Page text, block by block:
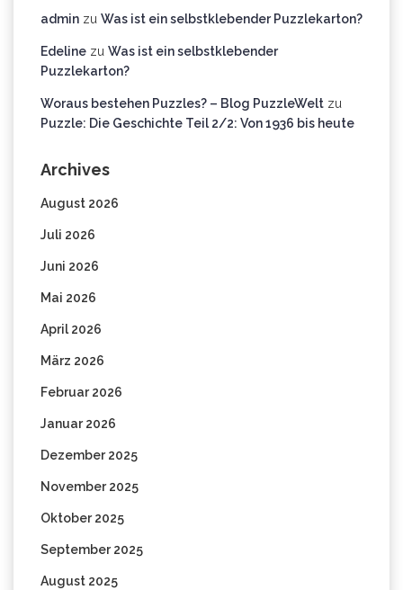
admin zu Was ist ein selbstklebender Puzzlekarton?
Edeline zu Was ist ein selbstklebender
Puzzlekarton?
Woraus bestehen Puzzles? – Blog PuzzleWelt zu
Puzzle: Die Geschichte Teil 2/2: Von 1936 bis heute
Archives
August 2026
Juli 2026
Juni 2026
Mai 2026
April 2026
März 2026
Februar 2026
Januar 2026
Dezember 2025
November 2025
Oktober 2025
September 2025
August 2025